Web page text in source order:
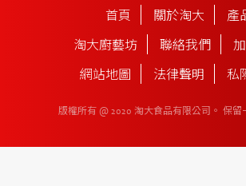
首頁 關於淘大 產
淘大廚藝坊 聯絡我們
網站地圖 法律聲明 私
版權所有 @ 2020 淘大食品有限公司。 保留